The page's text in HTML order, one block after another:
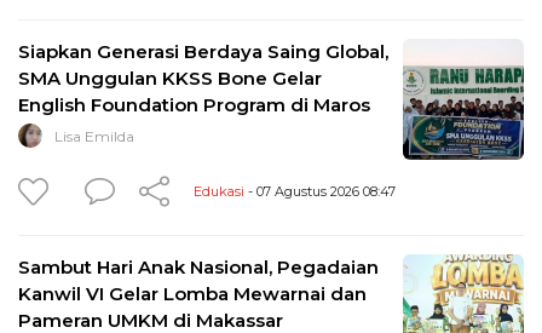
Siapkan Generasi Berdaya Saing Global,
SMA Unggulan KKSS Bone Gelar
English Foundation Program di Maros
Lisa Emilda
Edukasi - 07 Agustus 2026 08:47
Sambut Hari Anak Nasional, Pegadaian
Kanwil VI Gelar Lomba Mewarnai dan
Pameran UMKM di Makassar